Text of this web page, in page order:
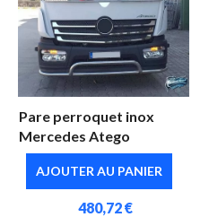
Pare perroquet inox
Mercedes Atego
AJOUTER AU PANIER
480,72 €